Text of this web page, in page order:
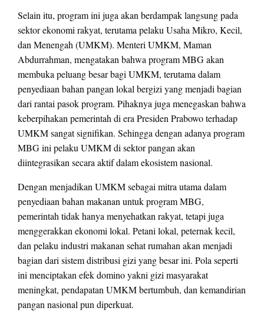
Selain itu, program ini juga akan berdampak langsung pada
sektor ekonomi rakyat, terutama pelaku Usaha Mikro, Kecil,
dan Menengah (UMKM). Menteri UMKM, Maman
Abdurrahman, mengatakan bahwa program MBG akan
membuka peluang besar bagi UMKM, terutama dalam
penyediaan bahan pangan lokal bergizi yang menjadi bagian
dari rantai pasok program. Pihaknya juga menegaskan bahwa
keberpihakan pemerintah di era Presiden Prabowo terhadap
UMKM sangat signifikan. Sehingga dengan adanya program
MBG ini pelaku UMKM di sektor pangan akan
diintegrasikan secara aktif dalam ekosistem nasional.
Dengan menjadikan UMKM sebagai mitra utama dalam
penyediaan bahan makanan untuk program MBG,
pemerintah tidak hanya menyehatkan rakyat, tetapi juga
menggerakkan ekonomi lokal. Petani lokal, peternak kecil,
dan pelaku industri makanan sehat rumahan akan menjadi
bagian dari sistem distribusi gizi yang besar ini. Pola seperti
ini menciptakan efek domino yakni gizi masyarakat
meningkat, pendapatan UMKM bertumbuh, dan kemandirian
pangan nasional pun diperkuat.